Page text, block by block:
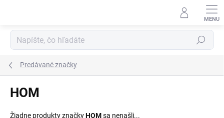
Hľadať
Predávané značky
HOM
Žiadne produkty značkyHOMsa nenašli...